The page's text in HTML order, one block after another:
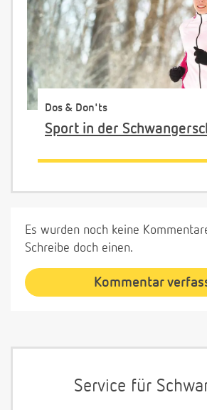
Dos & Don'ts
Sport in der
Es wurden noch keine
Schreibe doch einen.
Kommentar
Service für